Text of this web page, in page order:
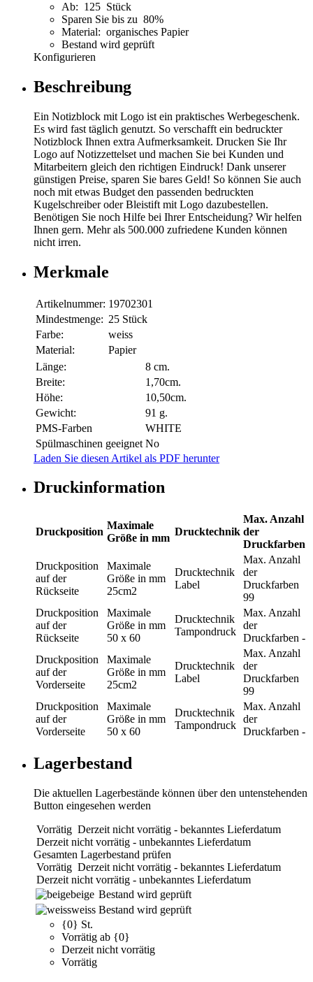
Ab: 125 Stück
Sparen Sie bis zu 80%
Material: organisches Papier
Bestand wird geprüft
Konfigurieren
Beschreibung
Ein Notizblock mit Logo ist ein praktisches Werbegeschenk.
Es wird fast täglich genutzt. So verschafft ein bedruckter
Notizblock Ihnen extra Aufmerksamkeit. Drucken Sie Ihr
Logo auf Notizzettelset und machen Sie bei Kunden und
Mitarbeitern gleich den richtigen Eindruck! Dank unserer
günstigen Preise, sparen Sie bares Geld! So können Sie auch
noch mit etwas Budget den passenden bedruckten
Kugelschreiber oder Bleistift mit Logo dazubestellen.
Benötigen Sie noch Hilfe bei Ihrer Entscheidung? Wir helfen
Ihnen gern. Mehr als 500.000 zufriedene Kunden können
nicht irren.
Merkmale
Artikelnummer: 19702301
Mindestmenge: 25 Stück
Farbe:
weiss
Material:
Papier
Länge:
8 cm.
Breite:
1,70cm.
Höhe:
10,50cm.
Gewicht:
91 g.
PMS-Farben
WHITE
Spülmaschinen geeignet No
Laden Sie diesen Artikel als PDF herunter
Druckinformation
Druckposition
Maximale
Größe in mm
Drucktechnik
Max. Anzahl
der
Druckfarben
Druckposition
auf der
Rückseite
Maximale
Größe in mm
25cm2
Drucktechnik
Label
Max. Anzahl
der
Druckfarben
99
Druckposition
auf der
Rückseite
Maximale
Größe in mm
50 x 60
Drucktechnik
Tampondruck
Max. Anzahl
der
Druckfarben -
Druckposition
auf der
Vorderseite
Maximale
Größe in mm
25cm2
Drucktechnik
Label
Max. Anzahl
der
Druckfarben
99
Druckposition
auf der
Vorderseite
Maximale
Größe in mm
50 x 60
Drucktechnik
Tampondruck
Max. Anzahl
der
Druckfarben -
Lagerbestand
Die aktuellen Lagerbestände können über den untenstehenden
Button eingesehen werden
Vorrätig Derzeit nicht vorrätig - bekanntes Lieferdatum
Derzeit nicht vorrätig - unbekanntes Lieferdatum
Gesamten Lagerbestand prüfen
Vorrätig Derzeit nicht vorrätig - bekanntes Lieferdatum
Derzeit nicht vorrätig - unbekanntes Lieferdatum
beige Bestand wird geprüft
weiss Bestand wird geprüft
{0} St.
Vorrätig ab {0}
Derzeit nicht vorrätig
Vorrätig